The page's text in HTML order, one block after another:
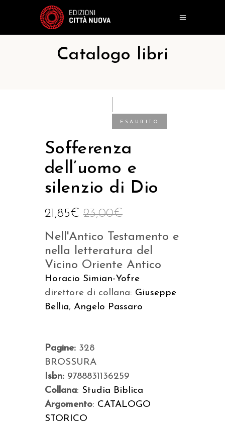
Catalogo libri
ESAURITO
Sofferenza
dell’uomo e
silenzio di Dio
23,00€
21,85€
Nell'Antico Testamento e
nella letteratura del
Vicino Oriente Antico
Horacio Simian-Yofre
direttore di collana: Giuseppe
Bellia, Angelo Passaro
Pagine: 328
BROSSURA
Isbn: 9788831136259
Collana: Studia Biblica
Argomento: CATALOGO
STORICO